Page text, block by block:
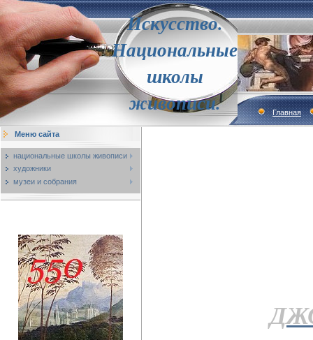
Искусство.
Национальные
школы
живописи.
Главная
Меню сайта
национальные школы живописи
художники
музеи и собрания